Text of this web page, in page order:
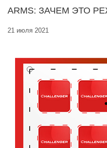
ARMS: ЗАЧЕМ ЭТО
21 июля 2021